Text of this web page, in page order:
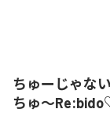
ちゅーじゃな
ちゅ〜